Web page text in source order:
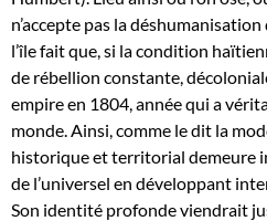
n’accepte pas la
l’île fait que, si la condition
de rébellion constante,
empire en 1804, année qui a
monde. Ainsi, comme le dit la
historique et territorial demeure
de l’universel en développant
Son identité profonde viendrait